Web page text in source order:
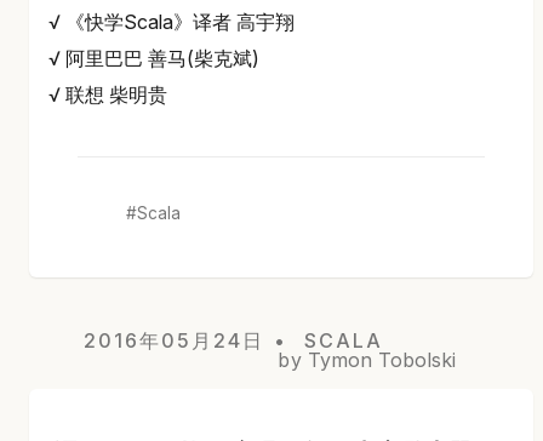
√ 《快学Scala》译者 高宇翔
√ 阿里巴巴 善马(柴克斌)
√ 联想 柴明贵
Scala
2016年05月24日
SCALA
by Tymon Tobolski